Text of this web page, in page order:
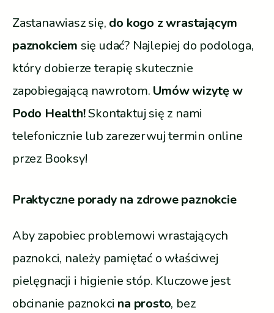
Zastanawiasz się, do kogo z wrastającym
paznokciem się udać? Najlepiej do podologa,
który dobierze terapię skutecznie
zapobiegającą nawrotom. Umów wizytę w
Podo Health!Skontaktuj się z nami
telefonicznie lub zarezerwuj termin online
przez Booksy!
Praktyczne porady na zdrowe paznokcie
Aby zapobiec problemowi wrastających
paznokci, należy pamiętać o właściwej
pielęgnacji i higienie stóp. Kluczowe jest
obcinanie paznokci na prosto, bez